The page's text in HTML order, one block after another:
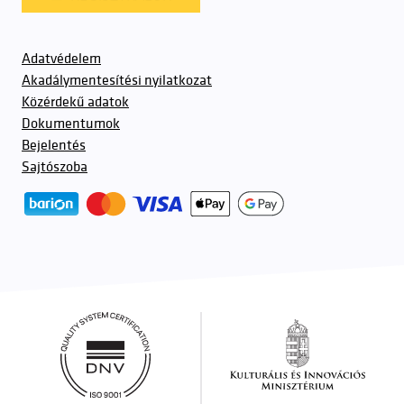
Adatvédelem
Akadálymentesítési nyilatkozat
Közérdekű adatok
Dokumentumok
Bejelentés
Sajtószoba